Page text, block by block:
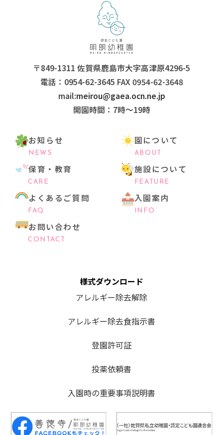
〒849-1311 佐賀県鹿島市大字高津原4296-5
電話：0954-62-3645 FAX 0954-62-3648
mail:meirou@gaea.ocn.ne.jp
開園時間：7時〜19時
お知らせ
NEWS
園について
ABOUT
保育・教育
CARE
施設について
FEATURE
よくあるご質問
FAQ
入園案内
INFO
お問い合わせ
CONTACT
様式ダウンロード
アレルギー除去解除
アレルギー除去食指示書
登園許可証
投薬依頼書
入園時の重要事項説明書